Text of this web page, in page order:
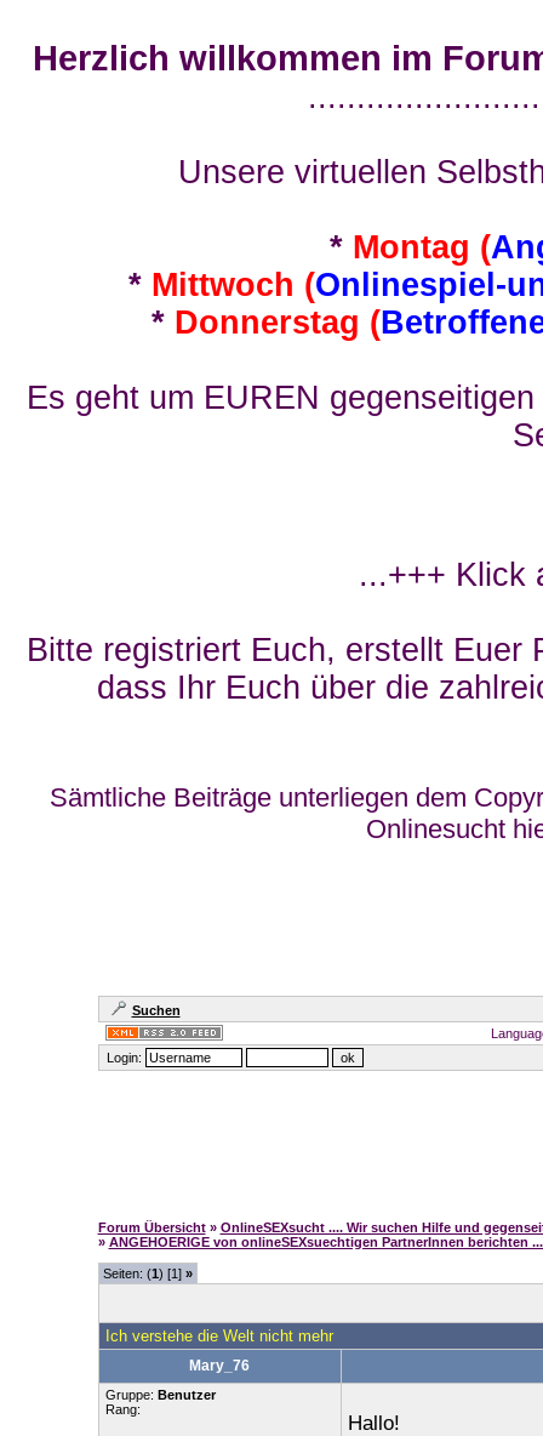
Herzlich willkommen im
Unsere virtuellen
* Montag (
* Mittwoch (Onlinespiel-
* Donnerstag (
Es geht um EUREN
...+++ Klick
Bitte registriert Euch, erstellt Euer
dass Ihr Euch über die
Sämtliche Beiträge unterliegen dem
Onlinesucht
Suchen
Login:
Forum Übersicht » OnlineSEXsucht .... Wir suchen Hilfe und
» ANGEHOERIGE von onlineSEXsuechtigen PartnerInnen berichten
Seiten: (1) [1] »
Ich verstehe die Welt nicht mehr
Mary_76
Gruppe: Benutzer
Rang:
Hallo!